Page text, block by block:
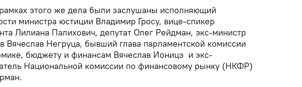
этого же дела были заслушаны исполняющий
министра юстиции Владимир Гросу, вице-спикер
Лилиана Палихович, депутат Олег Рейдман, экс-министр
Вячеслав Негруца, бывший глава парламентской комиссии
бюджету и финансам Вячеслав Ионицэ и экс-
Национальной комиссии по финансовому рынку (НКФР)